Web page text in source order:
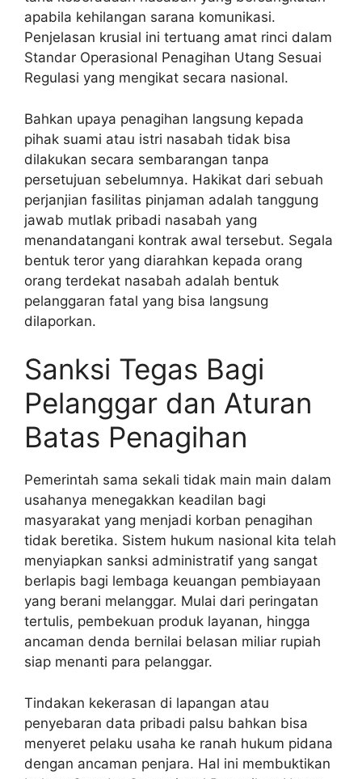
apabila kehilangan sarana komunikasi.
Penjelasan krusial ini tertuang amat rinci dalam
Standar Operasional Penagihan Utang Sesuai
Regulasi yang mengikat secara nasional.
Bahkan upaya penagihan langsung kepada
pihak suami atau istri nasabah tidak bisa
dilakukan secara sembarangan tanpa
persetujuan sebelumnya. Hakikat dari sebuah
perjanjian fasilitas pinjaman adalah tanggung
jawab mutlak pribadi nasabah yang
menandatangani kontrak awal tersebut. Segala
bentuk teror yang diarahkan kepada orang
orang terdekat nasabah adalah bentuk
pelanggaran fatal yang bisa langsung
dilaporkan.
Sanksi Tegas Bagi
Pelanggar dan Aturan
Batas Penagihan
Pemerintah sama sekali tidak main main dalam
usahanya menegakkan keadilan bagi
masyarakat yang menjadi korban penagihan
tidak beretika. Sistem hukum nasional kita telah
menyiapkan sanksi administratif yang sangat
berlapis bagi lembaga keuangan pembiayaan
yang berani melanggar. Mulai dari peringatan
tertulis, pembekuan produk layanan, hingga
ancaman denda bernilai belasan miliar rupiah
siap menanti para pelanggar.
Tindakan kekerasan di lapangan atau
penyebaran data pribadi palsu bahkan bisa
menyeret pelaku usaha ke ranah hukum pidana
dengan ancaman penjara. Hal ini membuktikan